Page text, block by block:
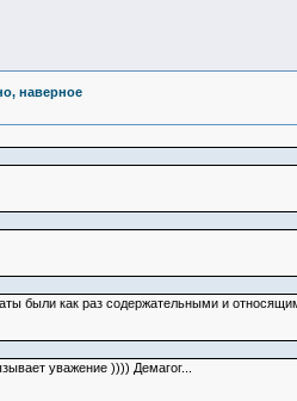
наверное
были как раз содержательными и
уважение )))) Демагог...